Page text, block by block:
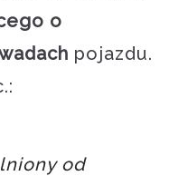
o
pojazdu.
od